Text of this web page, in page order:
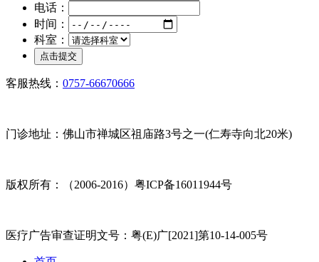
电话：
时间：
科室：
客服热线： 0757-66670666
门诊地址：佛山市禅城区祖庙路3号之一(仁寿寺向北20米)
版权所有：（2006-2016）粤ICP备16011944号
医疗广告审查证明文号：粤(E)广[2021]第10-14-005号